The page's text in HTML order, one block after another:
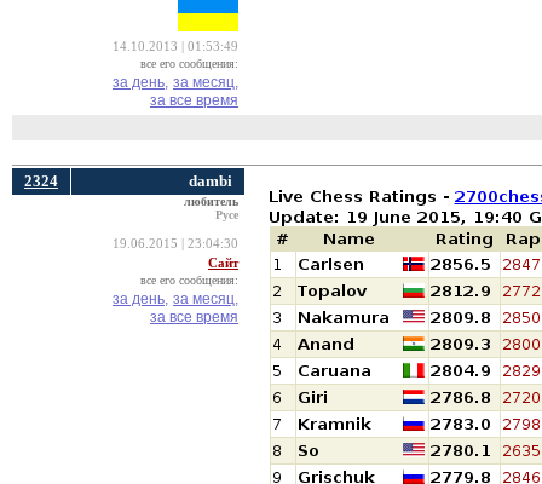
14.10.2013 | 01:53:49
все его сообщения:
за день, за месяц,
за все время
2324 dambi
любитель
Русе
19.06.2015 | 23:04:30
Сайт
все его сообщения:
за день, за месяц,
за все время